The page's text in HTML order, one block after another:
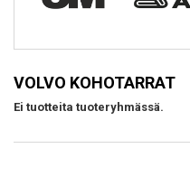
VOLVO KOHOTARRAT
Ei tuotteita tuoteryhmässä.